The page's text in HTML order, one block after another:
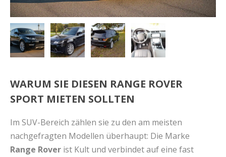
WARUM SIE DIESEN RANGE ROVER
SPORT MIETEN SOLLTEN
Im SUV-Bereich zählen sie zu den am meisten
nachgefragten Modellen überhaupt: Die Marke
Range Rover ist Kult und verbindet auf eine fast